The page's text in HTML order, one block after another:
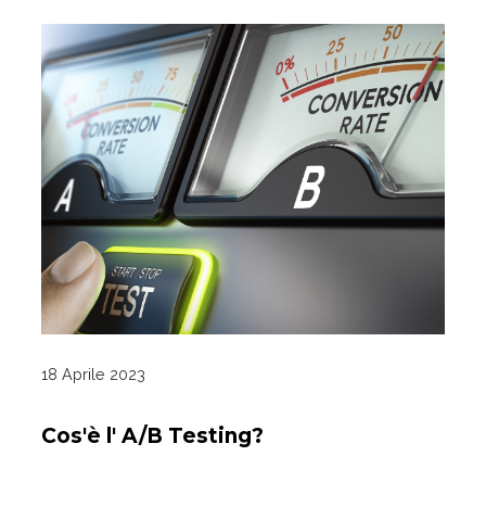
18 Aprile 2023
Cos'è l' A/B Testing?